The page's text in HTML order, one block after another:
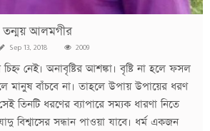
তন্ময় আলমগীর
Sep 13, 2018 2009
নেই। অনাবৃষ্টির আশঙ্কা। বৃষ্টি না হলে ফসল
বাঁচবে না। তাহলে উপায় উপায়ের ধরণ
তিনটি ধরণের ব্যাপারে সম্যক ধারণা নিতে
বিশ্বাসের সন্ধান পাওয়া যাবে। ধর্ম একজন